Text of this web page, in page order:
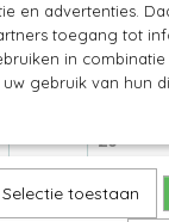
Wij
en advertenties.
toegang tot
in
gebruik van hun
Selectie toestaan